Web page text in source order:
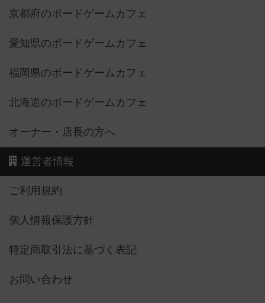
京都府のボードゲームカフェ
愛知県のボードゲームカフェ
福岡県のボードゲームカフェ
北海道のボードゲームカフェ
オーナー・店長の方へ
運営者情報
ご利用規約
個人情報保護方針
特定商取引法に基づく表記
お問い合わせ